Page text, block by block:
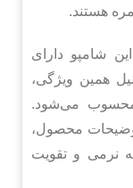
هستند.
شامپو دارای
همین ویژگی،
محسوب می‌شود.
محصول،
نرمی و تقویت